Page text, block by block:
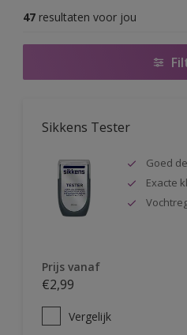
47 resultaten voor jou
Sikkens Tester
Goed
Exacte
Prijs vanaf
€2,99
Vergelijk